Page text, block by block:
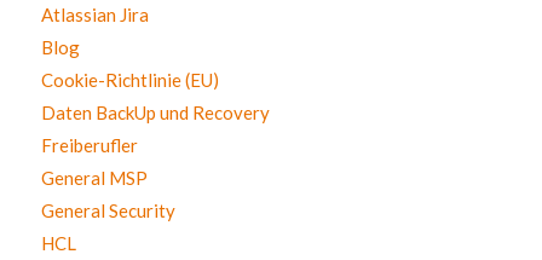
Atlassian Jira
Blog
Cookie-Richtlinie (EU)
Daten BackUp und Recovery
Freiberufler
General MSP
General Security
HCL